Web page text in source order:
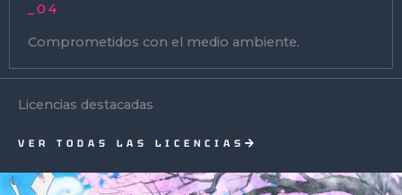
_04
Comprometidos con el medio ambiente.
Licencias destacadas
VER TODAS LAS LICENCIAS